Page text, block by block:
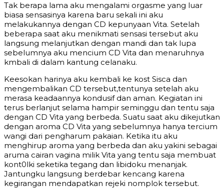
Tak berapa lama aku mengalami orgasme yang luar
biasa sensasinya karena baru sekali ini aku
melakukannya dengan CD kepunyaan Vita. Setelah
beberapa saat aku menikmati sensasi tersebut aku
langsung melanjutkan dengan mandi dan tak lupa
sebelumnya aku mencium CD Vita dan menaruhnya
kmbali di dalam kantung celanaku.
Keesokan harinya aku kembali ke kost Sisca dan
mengembalikan CD tersebut,tentunya setelah aku
merasa keadaannya kondusif dan aman. Kegiatan ini
terus berlanjut selama hampir seminggu dan tentu saja
dengan CD Vita yang berbeda. Suatu saat aku dikejutkan
dengan aroma CD Vita yang sebelumnya hanya tercium
wangi dari pengharum pakaian. Ketika itu aku
menghirup aroma yang berbeda dan aku yakini sebagai
aruma cairan vagina milik Vita yang tentu saja membuat
kont0lki seketika tegang dan libidoku menanjak.
Jantungku langsung berdebar kencang karena
kegirangan mendapatkan rejeki nomplok tersebut.